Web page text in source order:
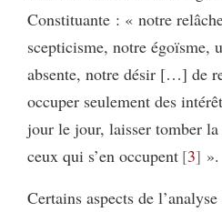
Constituante : « notre
scepticisme, notre égoïsme,
absente, notre désir […] de
occuper seulement des
jour le jour, laisser tomber
ceux qui s’en occupent 3 ».
Certains aspects de